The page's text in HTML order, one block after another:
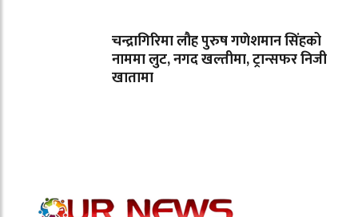
चन्द्रागिरिमा लौह पुरुष गणेशमान सिंहको
नाममा लुट, नगद खल्तीमा, ट्रान्सफर निजी
खातामा